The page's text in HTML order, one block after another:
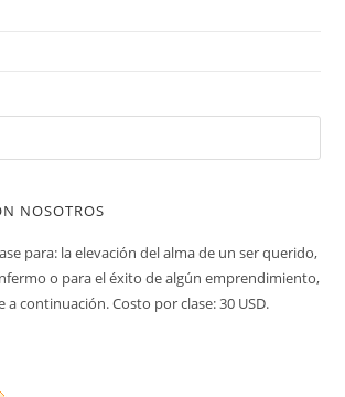
NOSOTROS
para: la elevación del alma de un ser querido,
o para el éxito de algún emprendimiento,
a continuación. Costo por clase: 30 USD.